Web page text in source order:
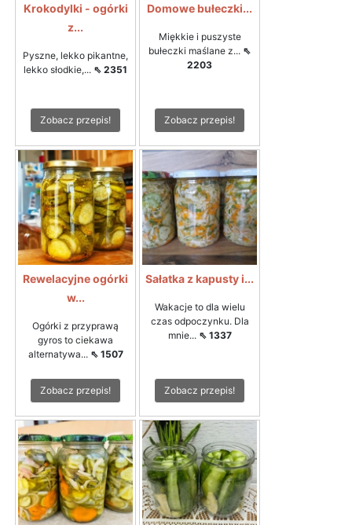
Krokodylki - ogórki
z...
Pyszne, lekko pikantne,
lekko słodkie,... ⇖ 2351
Zobacz przepis!
Domowe bułeczki...
Miękkie i puszyste
bułeczki maślane z... ⇖
2203
Zobacz przepis!
Rewelacyjne ogórki
w...
Ogórki z przyprawą
gyros to ciekawa
alternatywa... ⇖ 1507
Zobacz przepis!
Sałatka z kapusty i...
Wakacje to dla wielu
czas odpoczynku. Dla
mnie... ⇖ 1337
Zobacz przepis!